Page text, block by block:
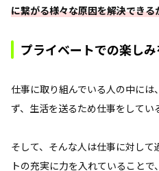
に繋がる様々な原因を解決できる
プライベートでの楽し
仕事に取り組んでいる人の中に
ず、生活を送るため仕事をしてい
そして、そんな人は仕事に対し
トの充実に力を入れていること